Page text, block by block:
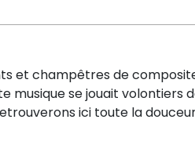
et champêtres de
se jouait volontiers
ici toute la